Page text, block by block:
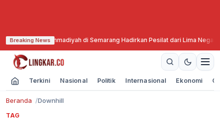
Breaking News
Putra Muhammadiyah di Semarang Hadirkan Pesilat dari Lima Negara·
Terkini Nasional Politik Internasional Ekonomi
Beranda Downhill
TAG